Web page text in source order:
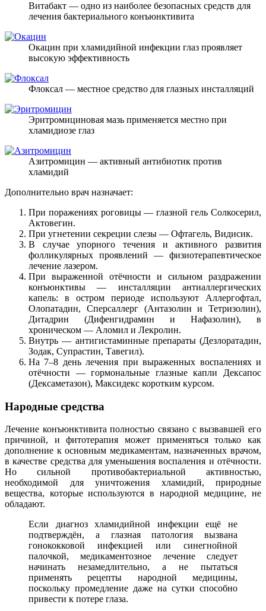
Витабакт — одно из наиболее безопасных средств для
лечения бактериального конъюнктивита
Окацин при хламидийной инфекции глаз проявляет
высокую эффективность
Флоксал — местное средство для глазных инсталляций
Эритромициновая мазь применяется местно при
хламидиозе глаз
Азитромицин — активный антибиотик против
хламидий
Дополнительно врач назначает:
При поражениях роговицы — глазной гель Солкосерил,
Актовегин.
При угнетении секреции слезы — Офтагель, Видисик.
В случае упорного течения и активного развития
фолликулярных проявлений — физиотерапевтическое
лечение лазером.
При выраженной отёчности и сильном раздражении
конъюнктивы — инсталляции антиаллергических
капель: в остром периоде используют Аллергофтал,
Олопатадин, Сперсаллерг (Антазолин и Тетризолин),
Дитадрин (Дифенгидрамин и Нафазолин), в
хроническом — Аломил и Лекролин.
Внутрь — антигистаминные препараты (Дезлоратадин,
Зодак, Супрастин, Тавегил).
На 7–8 день лечения при выраженных воспалениях и
отёчности — гормональные глазные капли Дексапос
(Дексаметазон), Максидекс коротким курсом.
Народные средства
Лечение конъюнктивита полностью связано с вызвавшей его
причиной, и фитотерапия может применяться только как
дополнение к основным медикаментам, назначенных врачом,
в качестве средства для уменьшения воспаления и отёчности.
Но сильной противобактериальной активностью,
необходимой для уничтожения хламидий, природные
вещества, которые используются в народной медицине, не
обладают.
Если диагноз хламидийной инфекции ещё не
подтверждён, а глазная патология вызвана
гонококковой инфекцией или синегнойной
палочкой, медикаментозное лечение следует
начинать незамедлительно, а не пытаться
применять рецепты народной медицины,
поскольку промедление даже на сутки способно
привести к потере глаза.